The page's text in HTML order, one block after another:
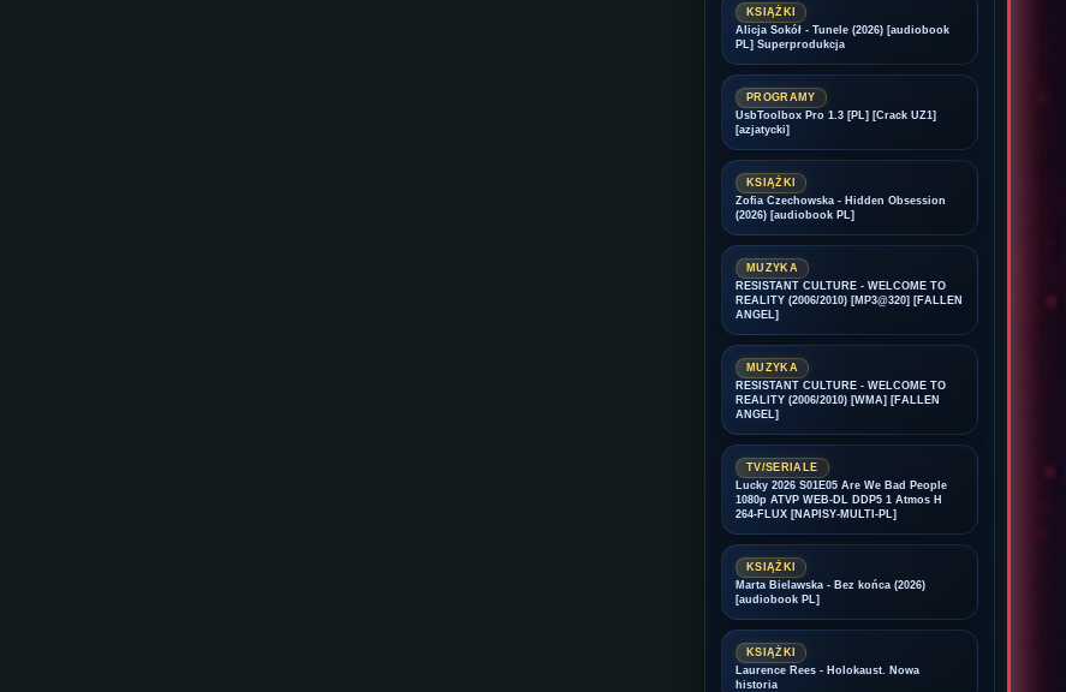
KSIĄŻKI
Alicja Sokół - Tunele (2026) [audiobook
PL] Superprodukcja
PROGRAMY
UsbToolbox Pro 1.3 [PL] [Crack UZ1]
[azjatycki]
KSIĄŻKI
Zofia Czechowska - Hidden Obsession
(2026) [audiobook PL]
MUZYKA
RESISTANT CULTURE - WELCOME TO
REALITY (2006/2010) [MP3@320] [FALLEN
ANGEL]
MUZYKA
RESISTANT CULTURE - WELCOME TO
REALITY (2006/2010) [WMA] [FALLEN
ANGEL]
TV/SERIALE
Lucky 2026 S01E05 Are We Bad People
1080p ATVP WEB-DL DDP5 1 Atmos H
264-FLUX [NAPISY-MULTI-PL]
KSIĄŻKI
Marta Bielawska - Bez końca (2026)
[audiobook PL]
KSIĄŻKI
Laurence Rees - Holokaust. Nowa
historia